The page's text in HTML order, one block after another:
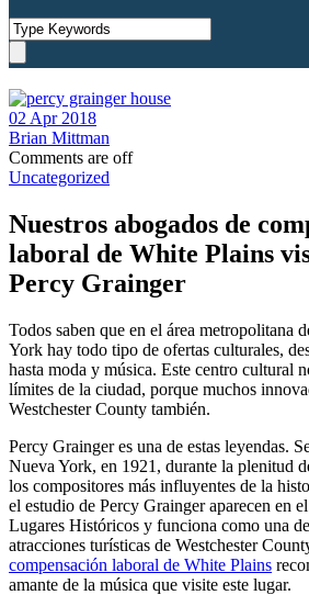
02 Apr 2018
Brian Mittman
Comments are off
Uncategorized
Nuestros abogados de
laboral de White Plains
Percy Grainger
Todos saben que en el área metropolitana
York hay todo tipo de ofertas culturales,
hasta moda y música. Este centro cultural
límites de la ciudad, porque muchos
Westchester County también.
Percy Grainger es una de estas leyendas.
Nueva York, en 1921, durante la plenitud
los compositores más influyentes de la
el estudio de Percy Grainger aparecen en
Lugares Históricos y funciona como una
atracciones turísticas de Westchester
compensación laboral de White Plains
amante de la música que visite este lugar.